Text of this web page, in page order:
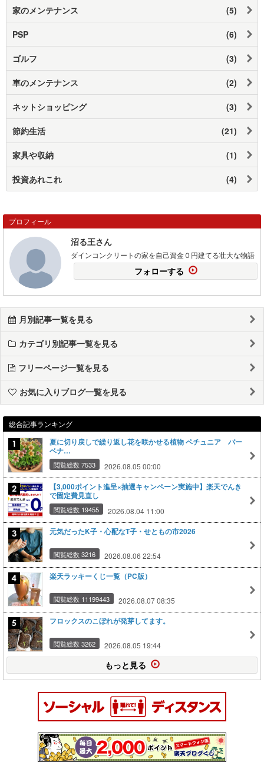
家のメンテナンス (5)
PSP (6)
ゴルフ (3)
車のメンテナンス (2)
ネットショッピング (3)
節約生活 (21)
家具や収納 (1)
投資あれこれ (4)
プロフィール
沼る王さん
ダインコンクリートの家を自己資金０円建てる壮大な物語
フォローする
月別記事一覧を見る
カテゴリ別記事一覧を見る
フリーページ一覧を見る
お気に入りブログ一覧を見る
総合記事ランキング
夏に切り戻しで繰り返し花を咲かせる植物 ペチュニア バー
ベナ…
閲覧総数 7533 2026.08.05 00:00
【3,000ポイント進呈×抽選キャンペーン実施中】楽天でんき
で固定費見直し
閲覧総数 19455 2026.08.04 11:00
元気だったK子・心配なT子・せともの市2026
閲覧総数 3216 2026.08.06 22:54
楽天ラッキーくじ一覧（PC版）
閲覧総数 11199443 2026.08.07 08:35
フロックスのこぼれが発芽してます。
閲覧総数 3262 2026.08.05 19:44
もっと見る